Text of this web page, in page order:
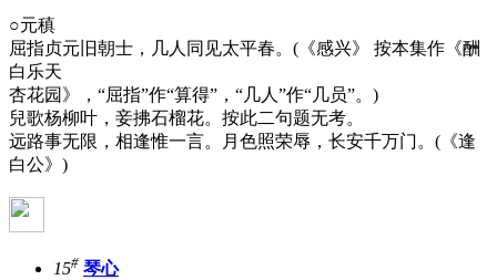
○元稹
屈指贞元旧朝士，几人同见太平春。(《感兴》 按本集作《酬
白乐天
杏花园》，“屈指”作“算得”，“几人”作“几员”。)
兒歌杨柳叶，妾拂石榴花。按此二句题无考。
远路事无限，相逢惟一言。月色照荣辱，长安千万门。(《逢
白公》)
15# 琴心